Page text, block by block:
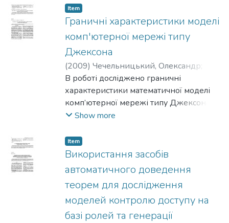
ґрунтується на використанні методу
граничних інтегральних рівнянь.
Здійснено чисельний експеримент з
розв’язання тестової задачі
Гільберта. Проаналізовано отримані
результати та зроблено висновки щодо
застосування методу
граничних інтегральних рівнянь.
Item
Граничні характеристики моделі
комп'ютерної мережі типу
Джексона
(2009) Чечельницький, Олександр;
Франчук, Олег;Кирієнко, Оксана
В роботі досліджено граничні
характеристики математичної моделі
комп’ютерної мережі типу Джексона з
двовимірним пуассонівським потоком
Show more
Item
Використання засобів
автоматичного доведення
теорем для дослідження
моделей контролю доступу на
базі ролей та генерації